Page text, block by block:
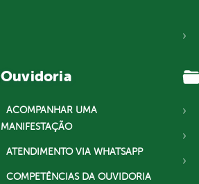
Ouvidoria
ACOMPANHAR UMA
MANIFESTAÇÃO
ATENDIMENTO VIA WHATSAPP
COMPETÊNCIAS DA OUVIDORIA